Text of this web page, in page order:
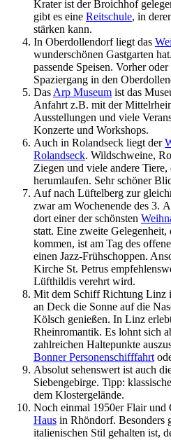
Krater ist der Broichhof
gibt es eine Reitschule, in
stärken kann.
In Oberdollendorf liegt das
wunderschönen Gastgarten
passende Speisen. Vorher
Spaziergang in den
Das Arp Museum ist das
Anfahrt z.B. mit der
Ausstellungen und viele
Konzerte und Workshops.
Auch in Rolandseck liegt der
Rolandseck. Wildschweine,
Ziegen und viele andere
herumlaufen. Sehr schöner
Auf nach Lüftelberg zur
zwar am Wochenende des 3.
dort einer der schönsten
statt. Eine zweite Gelegenheit,
kommen, ist am Tag des
einen Jazz-Frühschoppen.
Kirche St. Petrus
Lüfthildis verehrt wird.
Mit dem Schiff Richtung Linz
an Deck die Sonne auf die
Kölsch genießen. In Linz
Rheinromantik. Es lohnt sich
zahlreichen Haltepunkte
Bonner Personenschifffahrt
Absolut sehenswert ist auch
Siebengebirge. Tipp:
dem Klostergelände.
Noch einmal 1950er Flair und
Haus in Rhöndorf. Besonders
italienischen Stil gehalten ist,